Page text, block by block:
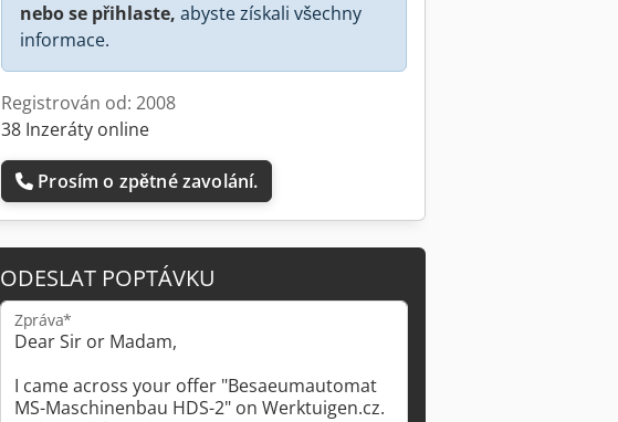
nebo se přihlaste, abyste získali všechny
informace.
Registrován od: 2008
38 Inzeráty online
Prosím o zpětné zavolání.
ODESLAT POPTÁVKU
Zpráva*